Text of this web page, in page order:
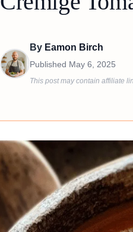
By Eamon Birch
Published May 6, 2025
This post may contain affiliate